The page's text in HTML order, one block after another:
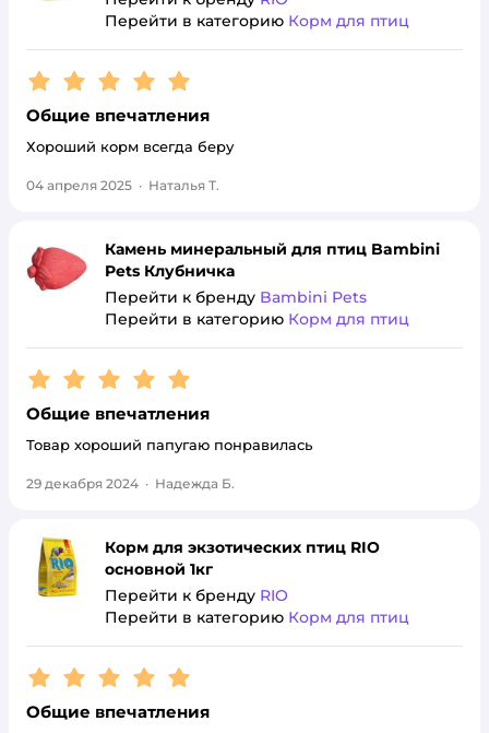
Перейти в категорию Корм для птиц
Рейтинг:5
Общие впечатления
Хороший корм всегда беру
04 апреля 2025 · Наталья Т.
Камень минеральный для птиц Bambini
Pets Клубничка
Перейти к бренду Bambini Pets
Перейти в категорию Корм для птиц
Рейтинг:5
Общие впечатления
Товар хороший папугаю понравилась
29 декабря 2024 · Надежда Б.
Корм для экзотических птиц RIO
основной 1кг
Перейти к бренду RIO
Перейти в категорию Корм для птиц
Рейтинг:5
Общие впечатления